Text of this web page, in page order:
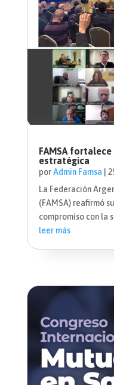
FAMSA
estratégica
porAdmin Famsa
La Federación
(FAMSA) reafirmó
compromiso con la
leer más